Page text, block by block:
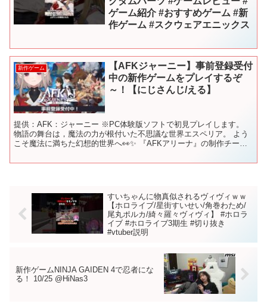
ゲーム紹介 #おすすめゲーム #新
作ゲーム #スクウェアエニックス
新作ゲーム
【AFKジャーニー】事前登録受付
中の新作ゲームをプレイするぞ
～！【にじさんじ/える】
提供：AFK：ジャーニー ※PC体験版ソフトで初見プレイします。
物語の舞台は，魔法の力が根付いた不思議な世界エスペリア。 よう
こそ魔法に満ちた幻想的世界へ👀✨ 『AFKアリーナ』の制作チーム
すいちゃんに物真似されるヴィヴィｗｗ
【ホロライブ/星街すいせい/角巻わため/
尾丸ポルカ/綺々羅々ヴィヴィ】 #ホロラ
イブ #ホロライブ3期生 #切り抜き
#vtuber説明
新作ゲームNINJA GAIDEN 4で忍者にな
る！ 10/25 @HiNas3